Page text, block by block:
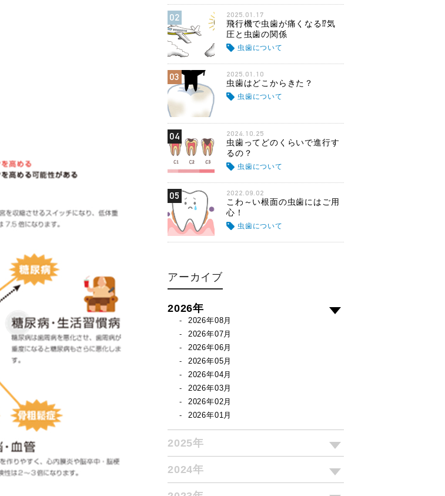
02 2025.01.17
飛行機で虫歯が痛くなる⁉気
圧と虫歯の関係
虫歯について
03 2025.01.10
虫歯はどこからきた？
虫歯について
04 2024.10.25
虫歯ってどのくらいで進行す
るの？
虫歯について
05 2022.09.02
こわ～い根面の虫歯にはご用
心！
虫歯について
アーカイブ
2026年
2026年08月
2026年07月
2026年06月
2026年05月
2026年04月
2026年03月
2026年02月
2026年01月
2025年
2024年